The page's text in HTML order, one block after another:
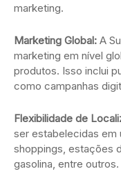
marketing.
Marketing Global: A
marketing em nível
produtos. Isso inclui
como campanhas
Flexibilidade de
ser estabelecidas em
shoppings, estações
gasolina, entre outros.